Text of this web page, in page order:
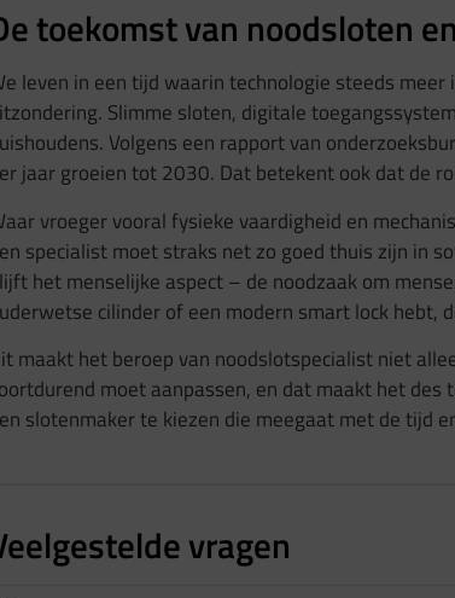
toekomst van noodsloten
leven in een tijd waarin technologie steeds
Slimme sloten, digitale
Volgens een rapport van
jaar groeien tot 2030. Dat betekent ook dat de
vroeger vooral fysieke vaardigheid en
specialist moet straks net zo goed thuis zijn in
het menselijke aspect – de noodzaak om
cilinder of een modern smart lock
maakt het beroep van noodslotspecialist niet
moet aanpassen, en dat maakt het
slotenmaker te kiezen die meegaat met de tijd
vragen